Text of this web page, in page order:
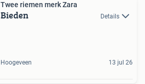
Twee riemen merk Zara
Bieden Details
Hoogeveen 13 jul 26